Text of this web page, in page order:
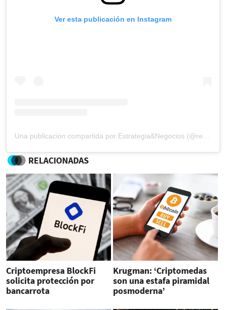
Ver esta publicación en Instagram
RELACIONADAS
Criptoempresa BlockFi
solicita protección por
bancarrota
Krugman: ‘Criptomedas
son una estafa piramidal
posmoderna’